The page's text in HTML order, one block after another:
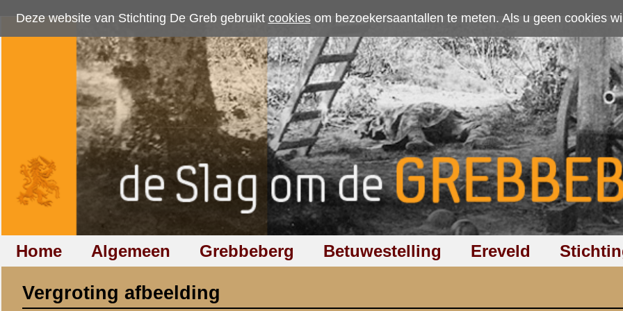
Deze website van Stichting De Greb gebruikt cookies om bezoekersaantallen te meten. Als u geen cookies wilt toestaan kunt u hier klikken Accepteer cookies
Home Algemeen Grebbeberg Betuwestelling Ereveld Stichting Discussiegroep Zoeken
Vergroting afbeelding